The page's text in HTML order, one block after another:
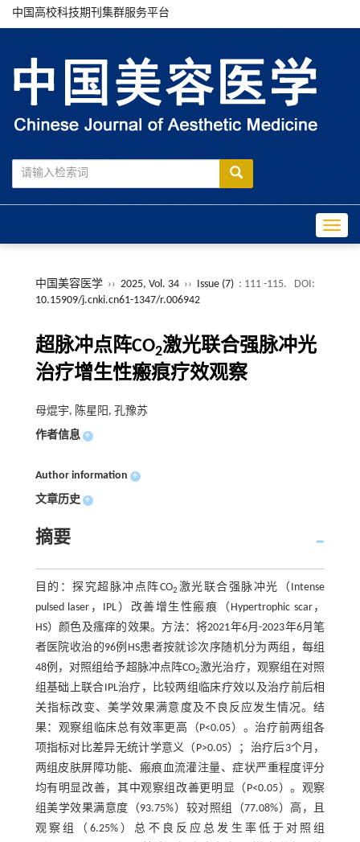
中国高校科技期刊集群服务平台
中国美容医学 ›› 2025, Vol. 34 ›› Issue (7) : 111 -115.
DOI:
10.15909/j.cnki.cn61-1347/r.006942
超脉冲点阵CO2激光联合强脉冲光
治疗增生性瘢痕疗效观察
母焜宇, 陈星阳, 孔豫苏
作者信息 +
Author information +
文章历史 +
摘要
目的：探究超脉冲点阵CO2 激光联合强脉冲光（Intense
pulsed laser，IPL）改善增生性瘢痕（Hypertrophic scar，
HS）颜色及瘙痒的效果。方法：将2021年6月-2023年6月笔
者医院收治的96例HS患者按就诊次序随机分为两组，每组
48例，对照组给予超脉冲点阵CO2激光治疗，观察组在对照
组基础上联合IPL治疗，比较两组临床疗效以及治疗前后相
关指标改变、美学效果满意度及不良反应发生情况。结
果：观察组临床总有效率更高（P<0.05）。治疗前两组各
项指标对比差异无统计学意义（P>0.05）；治疗后3个月，
两组皮肤屏障功能、瘢痕血流灌注量、症状严重程度评分
均有明显改善，其中观察组改善更明显（P<0.05）。观察
组美学效果满意度（93.75%）较对照组（77.08%）高，且
观察组（6.25%）总不良反应总发生率低于对照组